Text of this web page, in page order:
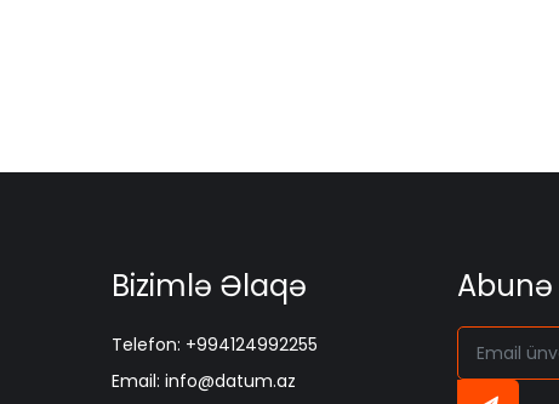
Bizimlə Əlaqə
Telefon: +994124992255
Email: info@datum.az